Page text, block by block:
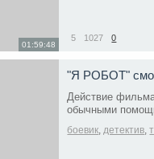
01:59:48
5 1027 0
"Я РОБОТ"
Действие
обычными
боевик,детектив,